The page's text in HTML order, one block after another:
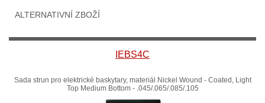
ALTERNATIVNÍ ZBOŽÍ
IEBS4C
Sada strun pro elektrické baskytary, materiál Nickel Wound - Coated, Light
Top Medium Bottom - .045/.065/.085/.105